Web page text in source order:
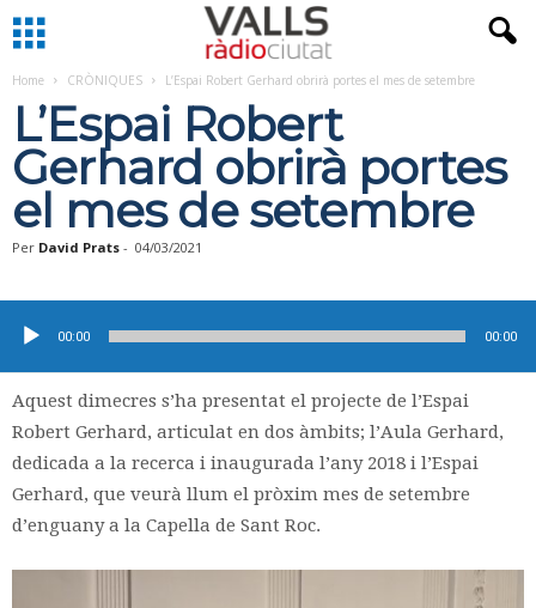
Home CRÒNIQUES L’Espai Robert Gerhard obrirà portes el mes de setembre
L’Espai Robert
Gerhard obrirà portes
el mes de setembre
Per David Prats - 04/03/2021
d'àudio
00:00 00:00
Aquest dimecres s’ha presentat el projecte de l’Espai
Robert Gerhard, articulat en dos àmbits; l’Aula Gerhard,
dedicada a la recerca i inaugurada l’any 2018 i l’Espai
Gerhard, que veurà llum el pròxim mes de setembre
d’enguany a la Capella de Sant Roc.